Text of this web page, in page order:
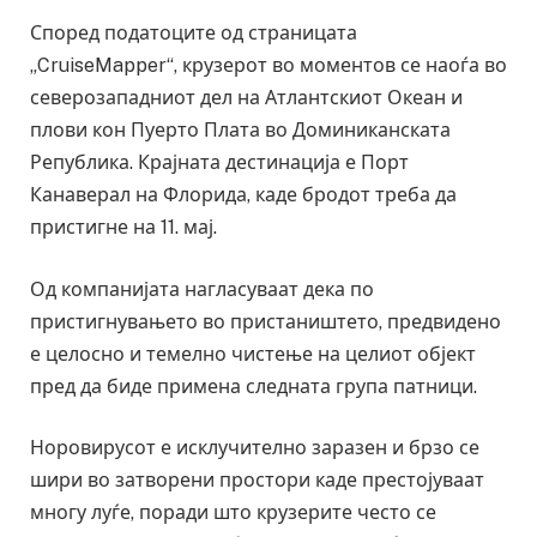
Според податоците од страницата
„CruiseMapper“, крузерот во моментов се наоѓа во
северозападниот дел на Атлантскиот Океан и
плови кон Пуерто Плата во Доминиканската
Република. Крајната дестинација е Порт
Канаверал на Флорида, каде бродот треба да
пристигне на 11. мај.
Од компанијата нагласуваат дека по
пристигнувањето во пристаништето, предвидено
е целосно и темелно чистење на целиот објект
пред да биде примена следната група патници.
Норовирусот е исклучително заразен и брзо се
шири во затворени простори каде престојуваат
многу луѓе, поради што крузерите често се